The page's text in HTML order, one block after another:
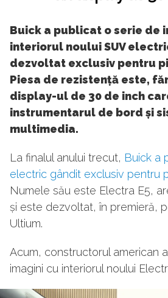
Buick a publicat o serie de
interiorul noului SUV
dezvoltat exclusiv pentru
Piesa de rezistență este,
display-ul de 30 de inch
instrumentarul de bord și
multimedia.
La finalul anului trecut, Buick a
electric gândit exclusiv pentru
Numele său este Electra E5,
și este dezvoltat, în premieră,
Ultium.
Acum, constructorul american
imagini cu interiorul noului